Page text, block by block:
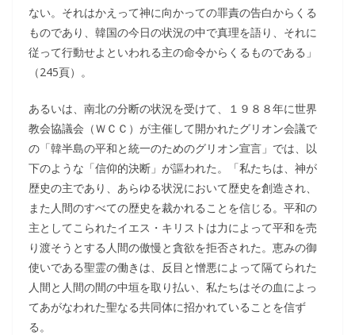
ない。それはかえって神に向かっての罪責の告白からくる
ものであり、韓国の今日の状況の中で真理を語り、それに
従って行動せよといわれる主の命令からくるものである」
（245頁）。
あるいは、南北の分断の状況を受けて、１９８８年に世界
教会協議会（ＷＣＣ）が主催して開かれたグリオン会議で
の「韓半島の平和と統一のためのグリオン宣言」では、以
下のような「信仰的決断」が謳われた。「私たちは、神が
歴史の主であり、あらゆる状況において歴史を創造され、
また人間のすべての歴史を裁かれることを信じる。平和の
主としてこられたイエス・キリストは力によって平和を売
り渡そうとする人間の傲慢と貪欲を拒否された。恵みの御
使いである聖霊の働きは、反目と憎悪によって隔てられた
人間と人間の間の中垣を取り払い、私たちはその血によっ
てあがなわれた聖なる共同体に招かれていることを信ず
る。